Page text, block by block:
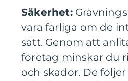
Säkerhet:
vara farliga om de
sätt. Genom att
företag minskar du
och skador. De följer